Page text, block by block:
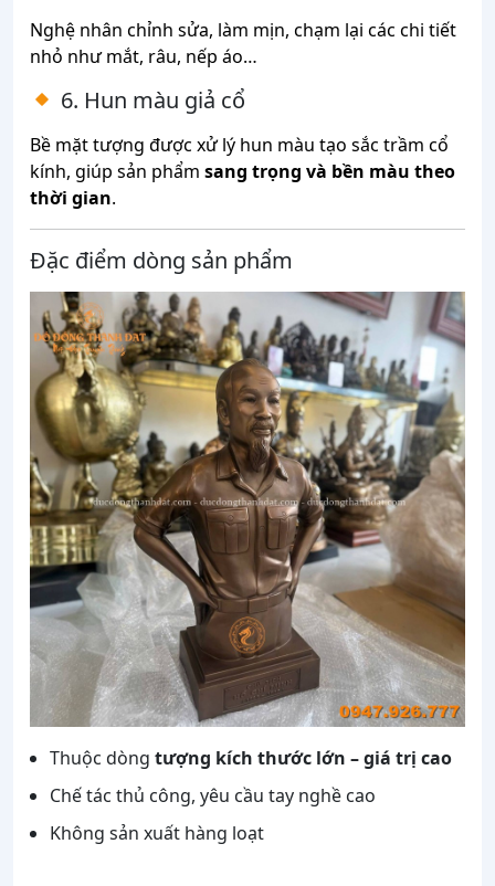
Nghệ nhân chỉnh sửa, làm mịn, chạm lại các chi tiết
nhỏ như mắt, râu, nếp áo…
6. Hun màu giả cổ
Bề mặt tượng được xử lý hun màu tạo sắc trầm cổ
kính, giúp sản phẩm sang trọng và bền màu theo
thời gian.
Đặc điểm dòng sản phẩm
Thuộc dòng tượng kích thước lớn – giá trị cao
Chế tác thủ công, yêu cầu tay nghề cao
Không sản xuất hàng loạt